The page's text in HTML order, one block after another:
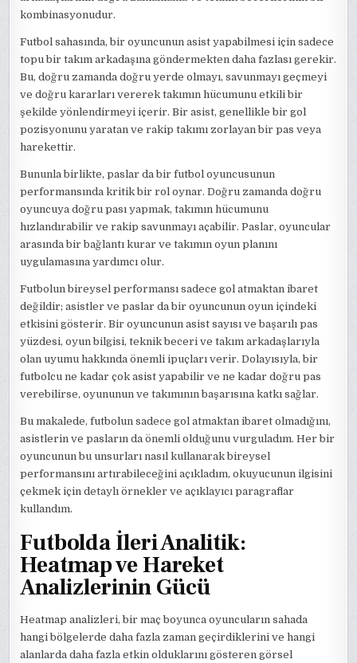
kombinasyonudur.
Futbol sahasında, bir oyuncunun asist yapabilmesi için sadece
topu bir takım arkadaşına göndermekten daha fazlası gerekir.
Bu, doğru zamanda doğru yerde olmayı, savunmayı geçmeyi
ve doğru kararları vererek takımın hücumunu etkili bir
şekilde yönlendirmeyi içerir. Bir asist, genellikle bir gol
pozisyonunu yaratan ve rakip takımı zorlayan bir pas veya
harekettir.
Bununla birlikte, paslar da bir futbol oyuncusunun
performansında kritik bir rol oynar. Doğru zamanda doğru
oyuncuya doğru pası yapmak, takımın hücumunu
hızlandırabilir ve rakip savunmayı açabilir. Paslar, oyuncular
arasında bir bağlantı kurar ve takımın oyun planını
uygulamasına yardımcı olur.
Futbolun bireysel performansı sadece gol atmaktan ibaret
değildir; asistler ve paslar da bir oyuncunun oyun içindeki
etkisini gösterir. Bir oyuncunun asist sayısı ve başarılı pas
yüzdesi, oyun bilgisi, teknik beceri ve takım arkadaşlarıyla
olan uyumu hakkında önemli ipuçları verir. Dolayısıyla, bir
futbolcu ne kadar çok asist yapabilir ve ne kadar doğru pas
verebilirse, oyununun ve takımının başarısına katkı sağlar.
Bu makalede, futbolun sadece gol atmaktan ibaret olmadığını,
asistlerin ve pasların da önemli olduğunu vurguladım. Her bir
oyuncunun bu unsurları nasıl kullanarak bireysel
performansını artırabileceğini açıkladım, okuyucunun ilgisini
çekmek için detaylı örnekler ve açıklayıcı paragraflar
kullandım.
Futbolda İleri Analitik:
Heatmap ve Hareket
Analizlerinin Gücü
Heatmap analizleri, bir maç boyunca oyuncuların sahada
hangi bölgelerde daha fazla zaman geçirdiklerini ve hangi
alanlarda daha fazla etkin olduklarını gösteren görsel